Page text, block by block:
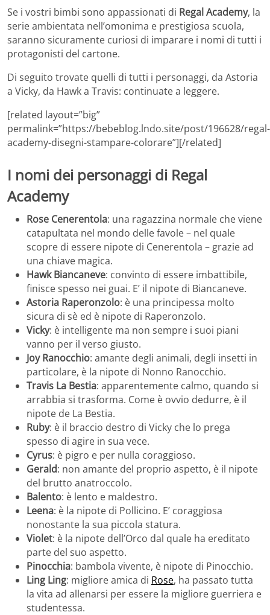
Se i vostri bimbi sono appassionati di Regal Academy, la
serie ambientata nell’omonima e prestigiosa scuola,
saranno sicuramente curiosi di imparare i nomi di tutti i
protagonisti del cartone.
Di seguito trovate quelli di tutti i personaggi, da Astoria
a Vicky, da Hawk a Travis: continuate a leggere.
[related layout=”big”
permalink=”https://bebeblog.lndo.site/post/196628/regal-
academy-disegni-stampare-colorare”][/related]
I nomi dei personaggi di Regal
Academy
Rose Cenerentola: una ragazzina normale che viene
catapultata nel mondo delle favole – nel quale
scopre di essere nipote di Cenerentola – grazie ad
una chiave magica.
Hawk Biancaneve: convinto di essere imbattibile,
finisce spesso nei guai. E’ il nipote di Biancaneve.
Astoria Raperonzolo: è una principessa molto
sicura di sè ed è nipote di Raperonzolo.
Vicky: è intelligente ma non sempre i suoi piani
vanno per il verso giusto.
Joy Ranocchio: amante degli animali, degli insetti in
particolare, è la nipote di Nonno Ranocchio.
Travis La Bestia: apparentemente calmo, quando si
arrabbia si trasforma. Come è ovvio dedurre, è il
nipote de La Bestia.
Ruby: è il braccio destro di Vicky che lo prega
spesso di agire in sua vece.
Cyrus: è pigro e per nulla coraggioso.
Gerald: non amante del proprio aspetto, è il nipote
del brutto anatroccolo.
Balento: è lento e maldestro.
Leena: è la nipote di Pollicino. E’ coraggiosa
nonostante la sua piccola statura.
Violet: è la nipote dell’Orco dal quale ha ereditato
parte del suo aspetto.
Pinocchia: bambola vivente, è nipote di Pinocchio.
Ling Ling: migliore amica di Rose, ha passato tutta
la vita ad allenarsi per essere la migliore guerriera e
studentessa.